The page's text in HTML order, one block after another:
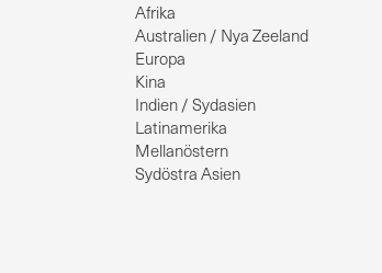
Afrika
Australien / Nya Zeeland
Europa
Kina
Indien / Sydasien
Latinamerika
Mellanöstern
Sydöstra Asien